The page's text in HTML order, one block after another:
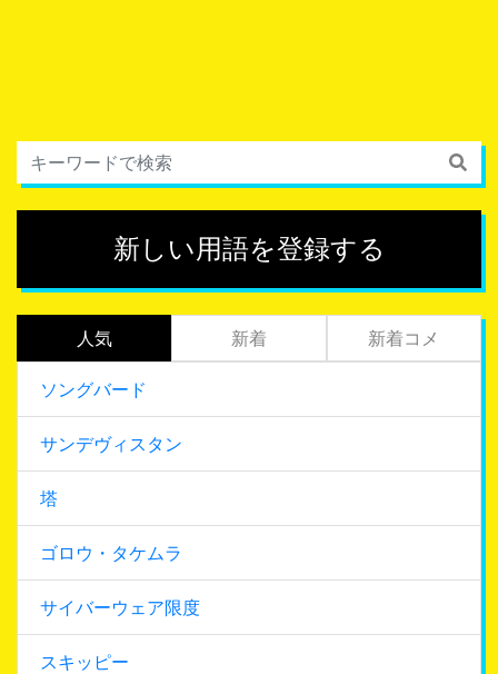
新しい用語を登録する
人気 新着 新着コメ
ソングバード
サンデヴィスタン
塔
ゴロウ・タケムラ
サイバーウェア限度
スキッピー